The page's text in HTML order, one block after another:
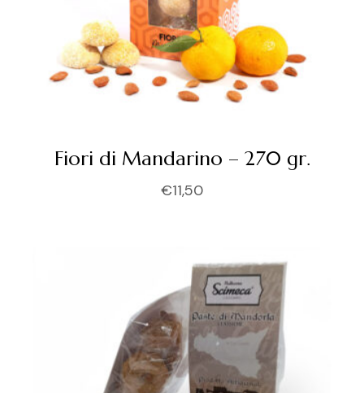
Fiori di Mandarino – 270 gr.
€11,50